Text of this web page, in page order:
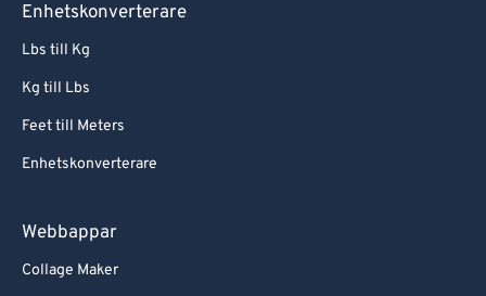
Enhetskonverterare
Lbs till Kg
Kg till Lbs
Feet till Meters
Enhetskonverterare
Webbappar
Collage Maker